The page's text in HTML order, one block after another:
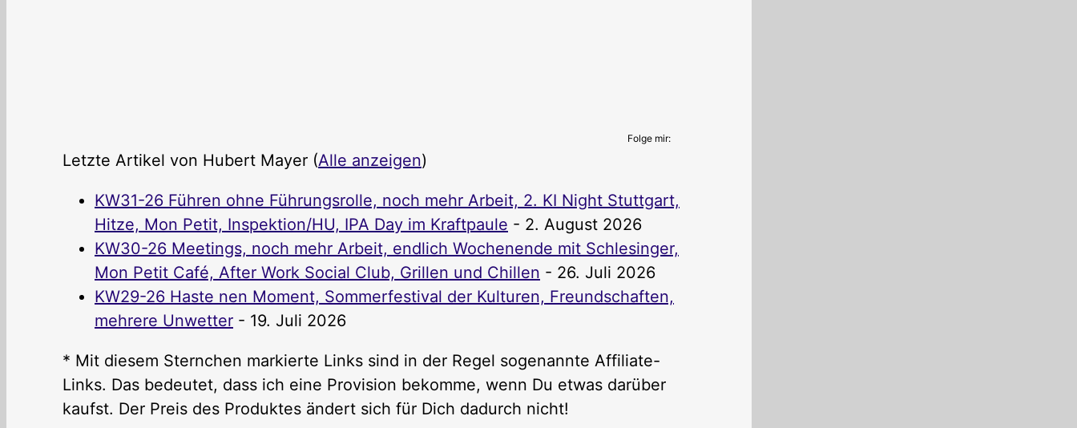
Folge mir:
Letzte Artikel von Hubert Mayer (Alle anzeigen)
KW31-26 Führen ohne Führungsrolle, noch mehr Arbeit, 2. KI Night Stuttgart,
Hitze, Mon Petit, Inspektion/HU, IPA Day im Kraftpaule - 2. August 2026
KW30-26 Meetings, noch mehr Arbeit, endlich Wochenende mit Schlesinger,
Mon Petit Café, After Work Social Club, Grillen und Chillen - 26. Juli 2026
KW29-26 Haste nen Moment, Sommerfestival der Kulturen, Freundschaften,
mehrere Unwetter - 19. Juli 2026
* Mit diesem Sternchen markierte Links sind in der Regel sogenannte Affiliate-
Links. Das bedeutet, dass ich eine Provision bekomme, wenn Du etwas darüber
kaufst. Der Preis des Produktes ändert sich für Dich dadurch nicht!